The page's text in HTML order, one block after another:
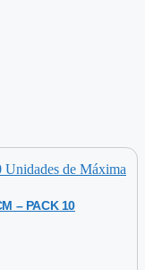
– PACK 10